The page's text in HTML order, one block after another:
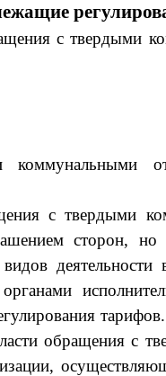
с твердыми
с твердыми
сторон,
обращения с